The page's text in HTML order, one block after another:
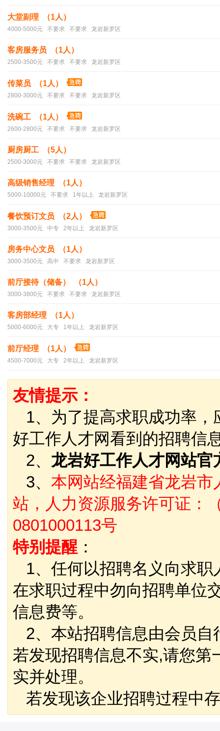
大堂副理 （1人）
4000-5000元 不要求 不要求 龙岩新罗区
客房服务员 （1人）
2500-3500元 不要求 不要求 龙岩新罗区
传菜员 （1人）
2800-3000元 不要求 不要求 龙岩新罗区
洗碗工 （1人）
2600-2800元 不要求 不要求 龙岩新罗区
厨房厨工 （5人）
2500-3000元 不要求 不要求 龙岩新罗区
高级销售经理 （1人）
5000-10000元 不要求 1年以上 龙岩新罗区
餐饮预订文员 （2人）
3000-3500元 中专 2年以上 龙岩新罗区
房务中心文员 （1人）
3000-3500元 高中 不要求 龙岩新罗区
前厅接待（储备） （1人）
3000-3800元 不要求 不要求 龙岩新罗区
客房部经理 （1人）
5000-6000元 大专 1年以上 龙岩新罗区
前厅经理 （1人）
4500-7000元 大专 2年以上 龙岩新罗区
友情提示：
1、为了提高求职成功率，
好工作人才网看到的招聘信
2、 龙岩好工作人才网站
3、 本网站经福建省龙岩
站，人力资源服务许可证：
0801000113号
特别提醒 ：
1、任何以招聘名义向求职
在求职过程中勿向招聘单位
信息费等。
2、本站招聘信息由会员自
若发现招聘信息不实,请您第
实并处理。
若发现该企业招聘过程中